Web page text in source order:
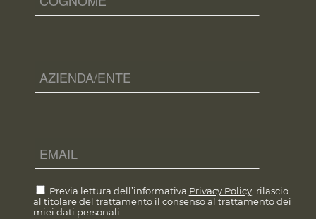
Previa lettura dell’informativa Privacy Policy, rilascio
al titolare del trattamento il consenso al trattamento dei
miei dati personali